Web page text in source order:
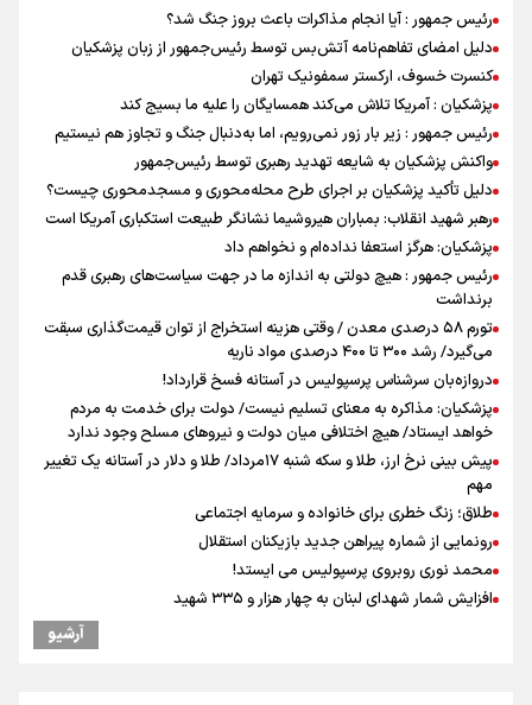
رئیس جمهور : آیا انجام مذاکرات باعث بروز جنگ شد؟
دلیل امضای تفاهم‌نامه آتش‌بس توسط رئیس‌جمهور از زبان پزشکیان
کنسرت خسوف، ارکستر سمفونیک تهران
پزشکیان : آمریکا تلاش می‌کند همسایگان را علیه ما بسیج کند
رئیس جمهور : زیر بار زور نمی‌رویم، اما به‌دنبال جنگ و تجاوز هم نیستیم
واکنش پزشکیان به شایعه تهدید رهبری توسط رئیس‌جمهور
دلیل تأکید پزشکیان بر اجرای طرح محله‌محوری و مسجدمحوری چیست؟
رهبر شهید انقلاب: بمباران هیروشیما نشانگر طبیعت استکباری آمریکا است
پزشکیان: هرگز استعفا نداده‌ام و نخواهم داد
رئیس جمهور : هیچ دولتی به اندازه ما در جهت سیاست‌های رهبری قدم
برنداشت
تورم ۵۸ درصدی معدن / وقتی هزینه استخراج از توان قیمت‌گذاری سبقت
می‌گیرد/ رشد ۳۰۰ تا ۴۰۰ درصدی مواد ناریه
دروازه‌بان سرشناس پرسپولیس در آستانه فسخ قرارداد!
پزشکیان: مذاکره به معنای تسلیم نیست/ دولت برای خدمت به مردم
خواهد ایستاد/ هیچ اختلافی میان دولت و نیروهای مسلح وجود ندارد
پیش بینی نرخ ارز، طلا و سکه شنبه ۱۷مرداد/ طلا و دلار در آستانه یک تغییر
مهم
طلاق؛ زنگ خطری برای خانواده و سرمایه اجتماعی
رونمایی از شماره پیراهن جدید بازیکنان استقلال
محمد نوری روبروی پرسپولیس می ایستد!
افزایش شمار شهدای لبنان به چهار هزار و ۳۳۵ شهید
یوسفی: جای بخیه سرم یادگار یک سانحه است، نه دعوا!/ انتظار داشتیم تیم
آرشیو